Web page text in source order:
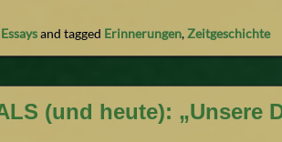
Essaysand tagged Erinnerungen,Zeitgeschichte
(und heute): „Unsere